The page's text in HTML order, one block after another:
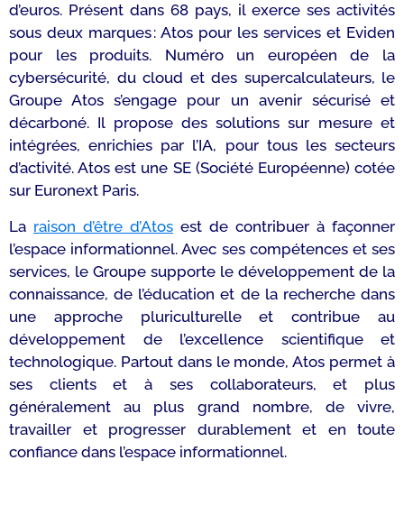
d’euros. Présent dans 68 pays, il exerce ses activités
sous deux marques : Atos pour les services et Eviden
pour les produits. Numéro un européen de la
cybersécurité, du cloud et des supercalculateurs, le
Groupe Atos s’engage pour un avenir sécurisé et
décarboné. Il propose des solutions sur mesure et
intégrées, enrichies par l’IA, pour tous les secteurs
d’activité. Atos est une SE (Société Européenne) cotée
sur Euronext Paris.
La raison d’être d’Atos est de contribuer à façonner
l’espace informationnel. Avec ses compétences et ses
services, le Groupe supporte le développement de la
connaissance, de l’éducation et de la recherche dans
une approche pluriculturelle et contribue au
développement de l’excellence scientifique et
technologique. Partout dans le monde, Atos permet à
ses clients et à ses collaborateurs, et plus
généralement au plus grand nombre, de vivre,
travailler et progresser durablement et en toute
confiance dans l’espace informationnel.